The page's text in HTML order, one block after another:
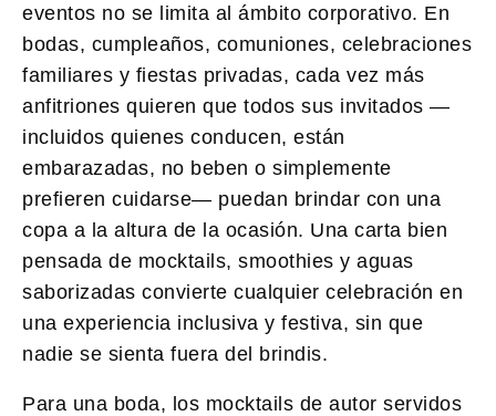
eventos no se limita al ámbito corporativo. En
bodas, cumpleaños, comuniones, celebraciones
familiares y fiestas privadas, cada vez más
anfitriones quieren que todos sus invitados —
incluidos quienes conducen, están
embarazadas, no beben o simplemente
prefieren cuidarse— puedan brindar con una
copa a la altura de la ocasión. Una carta bien
pensada de mocktails, smoothies y aguas
saborizadas convierte cualquier celebración en
una experiencia inclusiva y festiva, sin que
nadie se sienta fuera del brindis.
Para una boda, los mocktails de autor servidos